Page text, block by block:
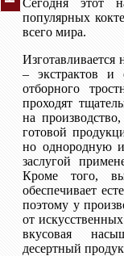
популярных
всего мира.
Изготавливается
– экстрактов
отборного
проходят
на
готовой
но однородную и
заслугой
Кроме того,
обеспечивает
поэтому у
от
вкусовая
десертный